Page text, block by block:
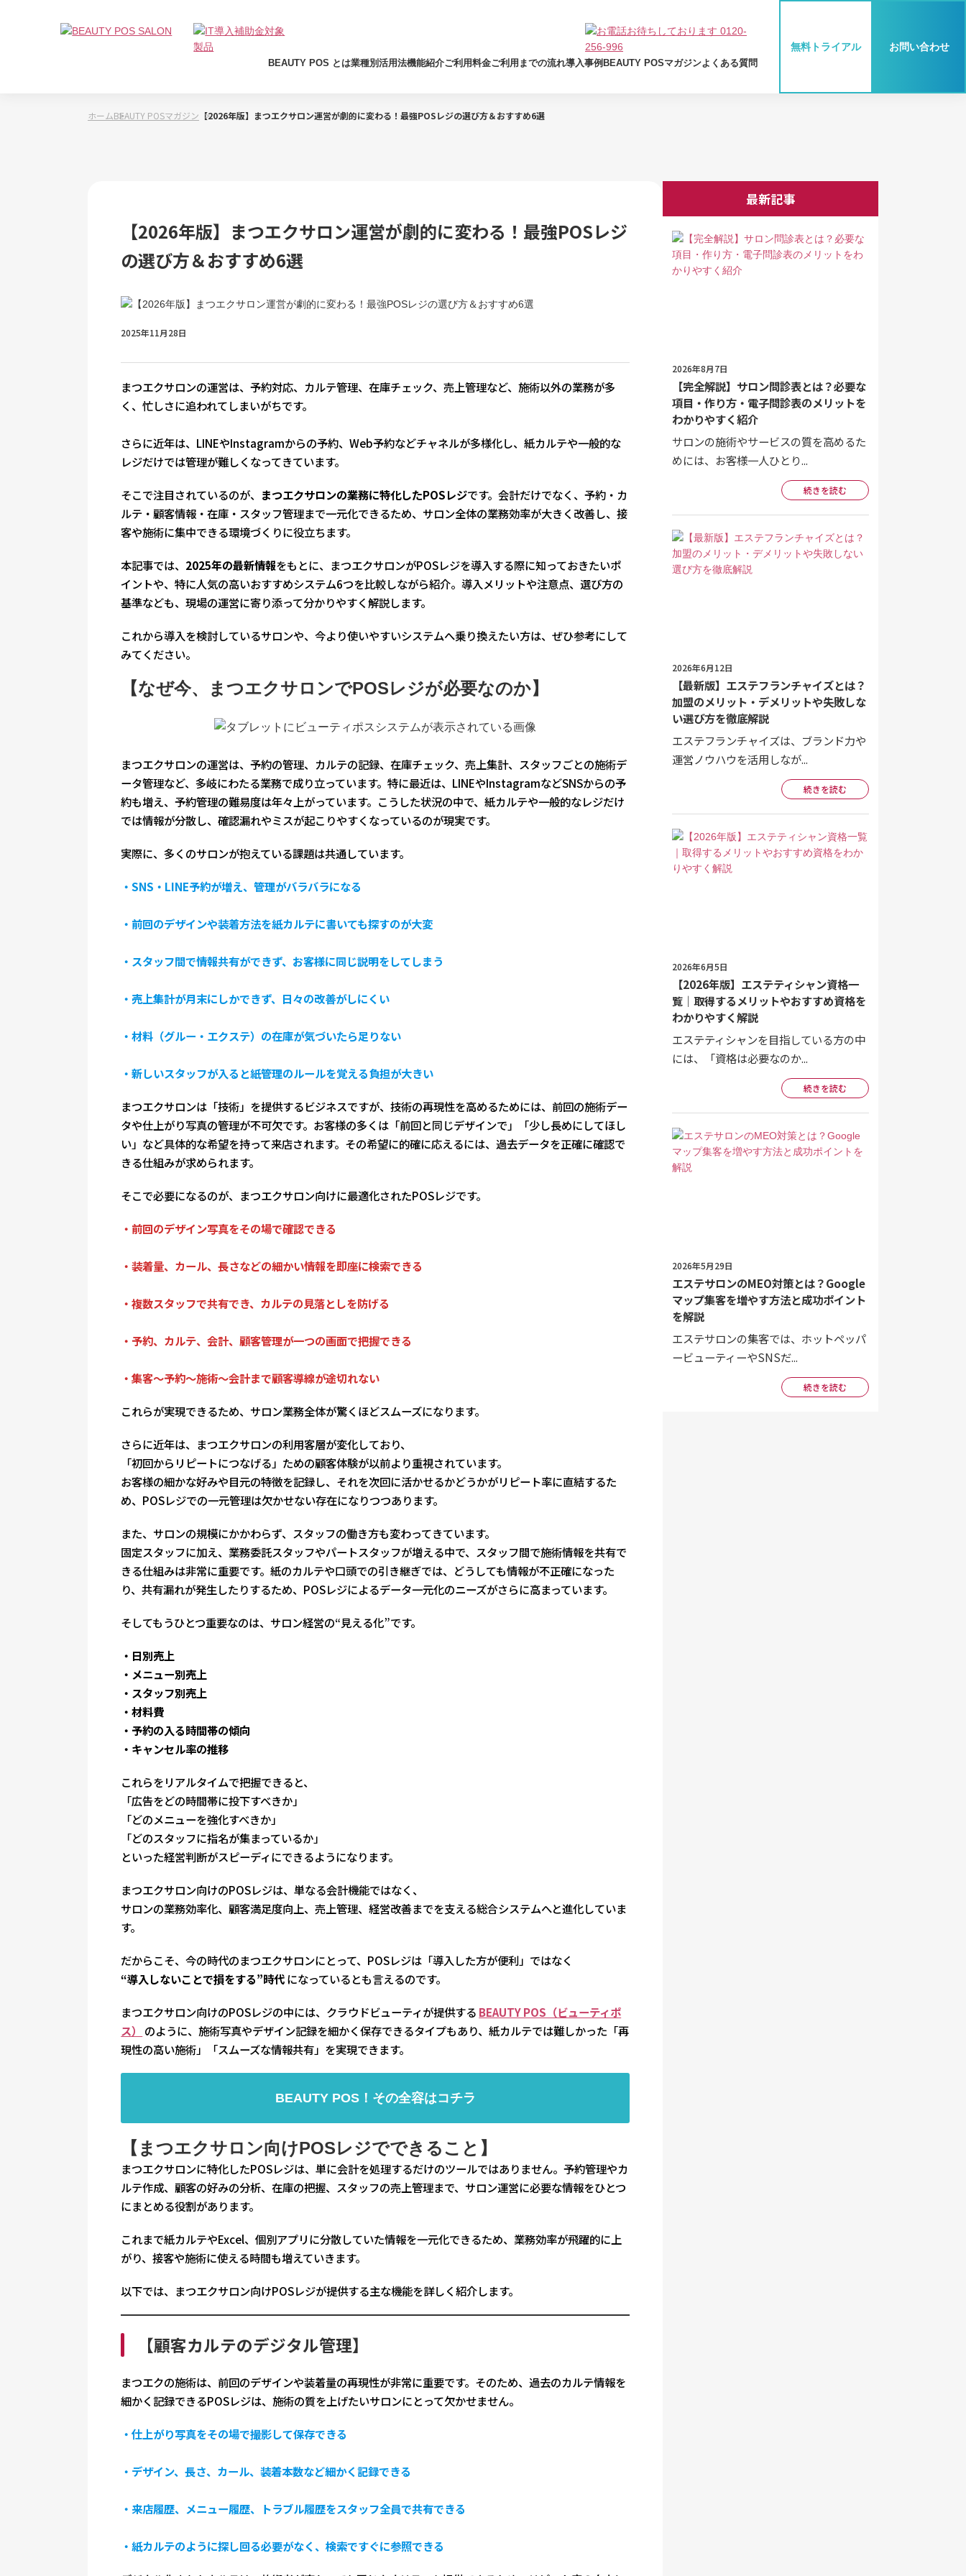
BEAUTY POS とは業種別活用法機能紹介ご利用料金ご利用までの流れ導入事例 BEAUTY POSマガジンよくある質問
無料トライアル お問い合わせ
機能紹介
ご利用料金
BEAUTY POSマガジン
よくある質問
ホームBEAUTY POSマガジン 【2026年版】まつエクサロン運営が劇的に変わる！最強POSレジの選び方＆おすすめ6選
【2026年版】まつエクサロン運営が劇的に変わる！最強POSレジ
の選び方＆おすすめ6選
2025年11月28日
まつエクサロンの運営は、予約対応、カルテ管理、在庫チェック、売上管理など、施術以外の業務が多
く、忙しさに追われてしまいがちです。
さらに近年は、LINEやInstagramからの予約、Web予約などチャネルが多様化し、紙カルテや一般的な
レジだけでは管理が難しくなってきています。
そこで注目されているのが、 まつエクサロンの業務に特化したPOSレジです。会計だけでなく、予約・カ
ルテ・顧客情報・在庫・スタッフ管理まで一元化できるため、サロン全体の業務効率が大きく改善し、接
客や施術に集中できる環境づくりに役立ちます。
本記事では、 2025年の最新情報をもとに、まつエクサロンがPOSレジを導入する際に知っておきたいポ
イントや、特に人気の高いおすすめシステム6つを比較しながら紹介。導入メリットや注意点、選び方の
基準なども、現場の運営に寄り添って分かりやすく解説します。
これから導入を検討しているサロンや、今より使いやすいシステムへ乗り換えたい方は、ぜひ参考にして
みてください。
【なぜ今、まつエクサロンでPOSレジが必要なのか】
まつエクサロンの運営は、予約の管理、カルテの記録、在庫チェック、売上集計、スタッフごとの施術デ
ータ管理など、多岐にわたる業務で成り立っています。特に最近は、LINEやInstagramなどSNSからの予
約も増え、予約管理の難易度は年々上がっています。こうした状況の中で、紙カルテや一般的なレジだけ
では情報が分散し、確認漏れやミスが起こりやすくなっているのが現実です。
実際に、多くのサロンが抱えている課題は共通しています。
・SNS・LINE予約が増え、管理がバラバラになる
・前回のデザインや装着方法を紙カルテに書いても探すのが大変
・スタッフ間で情報共有ができず、お客様に同じ説明をしてしまう
・売上集計が月末にしかできず、日々の改善がしにくい
・材料（グルー・エクステ）の在庫が気づいたら足りない
・新しいスタッフが入ると紙管理のルールを覚える負担が大きい
まつエクサロンは「技術」を提供するビジネスですが、技術の再現性を高めるためには、前回の施術デー
タや仕上がり写真の管理が不可欠です。お客様の多くは「前回と同じデザインで」「少し長めにしてほし
い」など具体的な希望を持って来店されます。その希望に的確に応えるには、過去データを正確に確認で
きる仕組みが求められます。
そこで必要になるのが、まつエクサロン向けに最適化されたPOSレジです。
・前回のデザイン写真をその場で確認できる
・装着量、カール、長さなどの細かい情報を即座に検索できる
・複数スタッフで共有でき、カルテの見落としを防げる
・予約、カルテ、会計、顧客管理が一つの画面で把握できる
・集客〜予約〜施術〜会計まで顧客導線が途切れない
これらが実現できるため、サロン業務全体が驚くほどスムーズになります。
さらに近年は、まつエクサロンの利用客層が変化しており、
「初回からリピートにつなげる」ための顧客体験が以前より重視されています。
お客様の細かな好みや目元の特徴を記録し、それを次回に活かせるかどうかがリピート率に直結するた
め、POSレジでの一元管理は欠かせない存在になりつつあります。
また、サロンの規模にかかわらず、スタッフの働き方も変わってきています。
固定スタッフに加え、業務委託スタッフやパートスタッフが増える中で、スタッフ間で施術情報を共有で
きる仕組みは非常に重要です。紙のカルテや口頭での引き継ぎでは、どうしても情報が不正確になった
り、共有漏れが発生したりするため、POSレジによるデータ一元化のニーズがさらに高まっています。
そしてもうひとつ重要なのは、サロン経営の“見える化”です。
・日別売上
・メニュー別売上
・スタッフ別売上
・材料費
・予約の入る時間帯の傾向
・キャンセル率の推移
これらをリアルタイムで把握できると、
「広告をどの時間帯に投下すべきか」
「どのメニューを強化すべきか」
「どのスタッフに指名が集まっているか」
といった経営判断がスピーディにできるようになります。
まつエクサロン向けのPOSレジは、単なる会計機能ではなく、
サロンの業務効率化、顧客満足度向上、売上管理、経営改善までを支える総合システムへと進化していま
す。
だからこそ、今の時代のまつエクサロンにとって、POSレジは「導入した方が便利」ではなく
“導入しないことで損をする”時代になっているとも言えるのです。
まつエクサロン向けのPOSレジの中には、クラウドビューティが提供する BEAUTY POS（ビューティポ
ス）
のように、施術写真やデザイン記録を細かく保存できるタイプもあり、紙カルテでは難しかった「再
現性の高い施術」「スムーズな情報共有」を実現できます。
BEAUTY POS！その全容はコチラ
【まつエクサロン向けPOSレジでできること】
まつエクサロンに特化したPOSレジは、単に会計を処理するだけのツールではありません。予約管理やカ
ルテ作成、顧客の好みの分析、在庫の把握、スタッフの売上管理まで、サロン運営に必要な情報をひとつ
にまとめる役割があります。
これまで紙カルテやExcel、個別アプリに分散していた情報を一元化できるため、業務効率が飛躍的に上
がり、接客や施術に使える時間も増えていきます。
以下では、まつエクサロン向けPOSレジが提供する主な機能を詳しく紹介します。
【顧客カルテのデジタル管理】
まつエクの施術は、前回のデザインや装着量の再現性が非常に重要です。そのため、過去のカルテ情報を
細かく記録できるPOSレジは、施術の質を上げたいサロンにとって欠かせません。
・仕上がり写真をその場で撮影して保存できる
・デザイン、長さ、カール、装着本数など細かく記録できる
・来店履歴、メニュー履歴、トラブル履歴をスタッフ全員で共有できる
・紙カルテのように探し回る必要がなく、検索ですぐに参照できる
最新記事
2026年8月7日
【完全解説】サロン問診表とは？必要な
項目・作り方・電子問診表のメリットを
わかりやすく紹介
サロンの施術やサービスの質を高めるた
めには、お客様一人ひとり...
続きを読む
2026年6月12日
【最新版】エステフランチャイズとは？
加盟のメリット・デメリットや失敗しな
い選び方を徹底解説
エステフランチャイズは、ブランド力や
運営ノウハウを活用しなが...
続きを読む
2026年6月5日
【2026年版】エステティシャン資格一
覧｜取得するメリットやおすすめ資格を
わかりやすく解説
エステティシャンを目指している方の中
には、「資格は必要なのか...
続きを読む
2026年5月29日
エステサロンのMEO対策とは？Google
マップ集客を増やす方法と成功ポイント
を解説
エステサロンの集客では、ホットペッパ
ービューティーやSNSだ...
続きを読む